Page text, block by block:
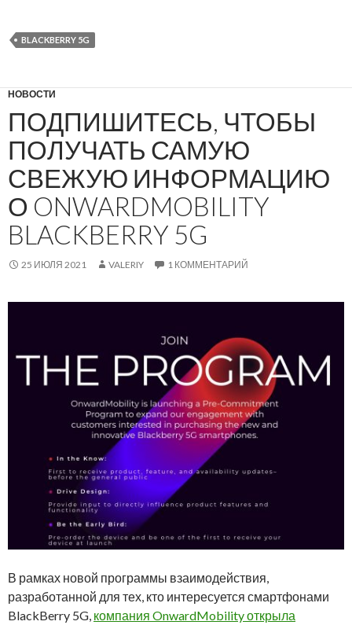
BLACKBERRY 5G
НОВОСТИ
ПОДПИШИТЕСЬ, ЧТОБЫ
ПОЛУЧАТЬ САМУЮ
СВЕЖУЮ ИНФОРМАЦИЮ
О ONWARDMOBILITY
BLACKBERRY 5G
25 ИЮЛЯ 2021 VALERIY 1 КОММЕНТАРИЙ
В рамках новой программы взаимодействия,
разработанной для тех, кто интересуется смартфонами
BlackBerry 5G, компания OnwardMobility открыла